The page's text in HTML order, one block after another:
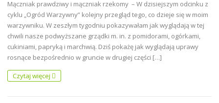
Mączniak prawdziwy i mączniak rzekomy – W dzisiejszym odcinku z
cyklu „Ogród Warzywny” kolejny przegląd tego, co dzieje się w moim
warzywniku. W zeszłym tygodniu pokazywałam jak wyglądają w tej
chwili nasze podwyższane grządki m. in. z pomidorami, ogórkami,
cukiniami, papryką i marchwią. Dziś pokażę jak wyglądają uprawy
rosnące bezpośrednio w gruncie w drugiej części […]
Czytaj więcej